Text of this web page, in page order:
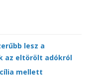
lesz a
az eltörölt adókról
mellett